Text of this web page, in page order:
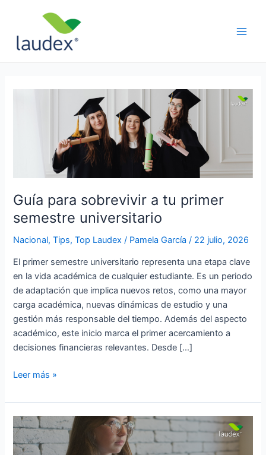
contenido
Guía para sobrevivir a tu primer
semestre universitario
Nacional,Tips,Top Laudex / Pamela García/ 22 julio, 2026
El primer semestre universitario representa una etapa clave
en la vida académica de cualquier estudiante. Es un periodo
de adaptación que implica nuevos retos, como una mayor
carga académica, nuevas dinámicas de estudio y una
gestión más responsable del tiempo. Además del aspecto
académico, este inicio marca el primer acercamiento a
decisiones financieras relevantes. Desde […]
semestre
universitario
Leer más »
¿Cómo
Usar
Tus
entradas